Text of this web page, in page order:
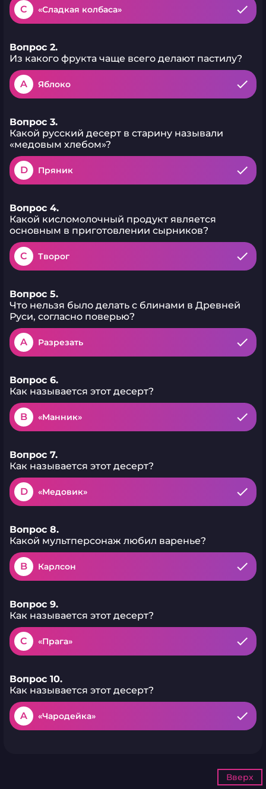
C «Сладкая колбаса»
Вопрос 2.
Из какого фрукта чаще всего делают пастилу?
A Яблоко
Вопрос 3.
Какой русский десерт в старину называли
«медовым хлебом»?
D Пряник
Вопрос 4.
Какой кисломолочный продукт является
основным в приготовлении сырников?
C Творог
Вопрос 5.
Что нельзя было делать с блинами в Древней
Руси, согласно поверью?
A Разрезать
Вопрос 6.
Как называется этот десерт?
B «Манник»
Вопрос 7.
Как называется этот десерт?
D «Медовик»
Вопрос 8.
Какой мультперсонаж любил варенье?
B Карлсон
Вопрос 9.
Как называется этот десерт?
C «Прага»
Вопрос 10.
Как называется этот десерт?
A «Чародейка»
Вверх